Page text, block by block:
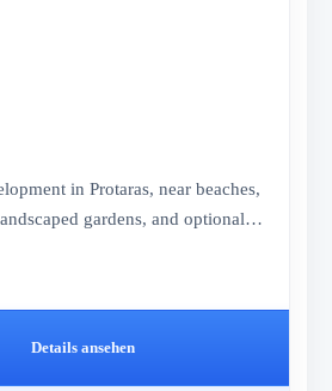
in Protaras, near beaches,
gardens, and optional
Details ansehen